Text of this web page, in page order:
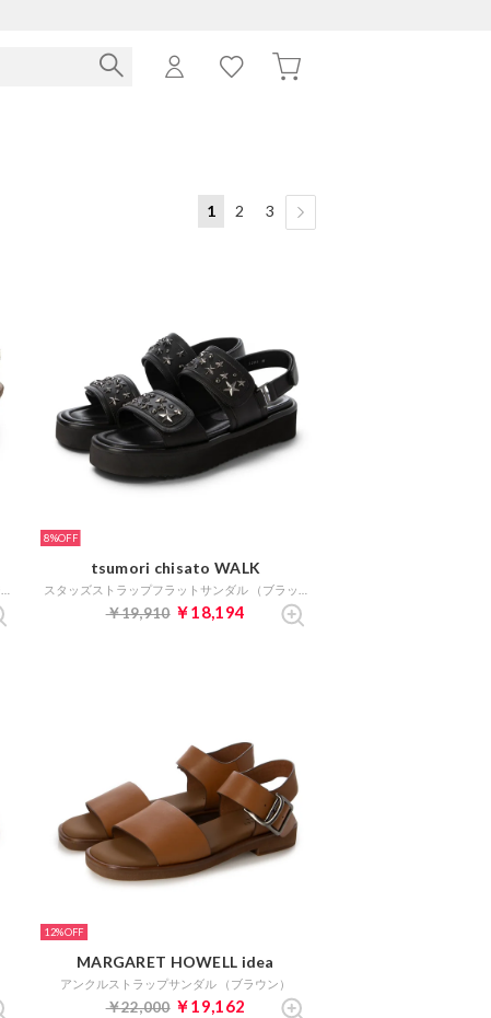
1 2 3
8%
tsumori chisato WALK
￥19,910 ￥18,194
12%
MARGARET HOWELL idea
アンクルストラップサンダル （ブラウン）
￥22,000 ￥19,162